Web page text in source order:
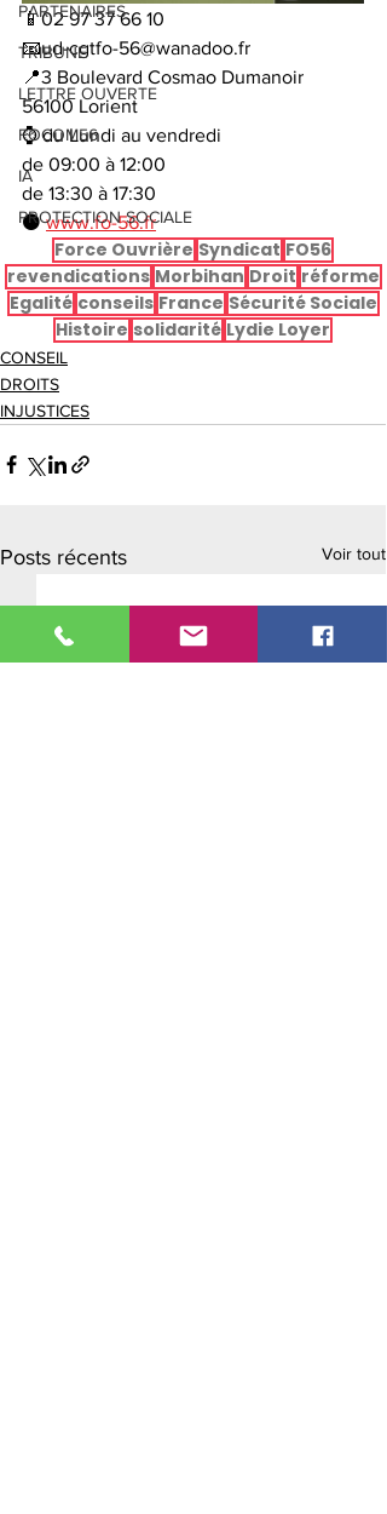
PARTENAIRES
TRIBUNE
LETTRE OUVERTE
FOCOM56
IA
PROTECTION SOCIALE
📱02 97 37 66 10
📧ud-cgtfo-56@wanadoo.fr
📍3 Boulevard Cosmao Dumanoir
56100 Lorient
⌚ du Lundi au vendredi
de 09:00 à 12:00
de 13:30 à 17:30
⚫ www.fo-56.fr
Force Ouvrière Syndicat FO56
revendications Morbihan Droit réforme
Egalité conseils France Sécurité Sociale
Histoire solidarité Lydie Loyer
CONSEIL
DROITS
INJUSTICES
Posts récents Voir tout